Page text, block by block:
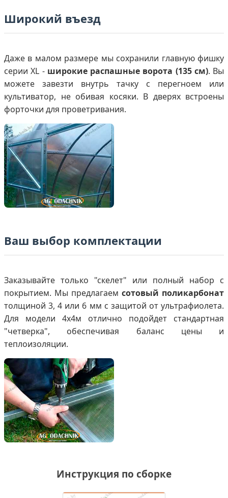
Широкий въезд
Даже в малом размере мы сохранили главную фишку
серии XL - широкие распашные ворота (135 см). Вы
можете завезти внутрь тачку с перегноем или
культиватор, не обивая косяки. В дверях встроены
форточки для проветривания.
Ваш выбор комплектации
Заказывайте только "скелет" или полный набор с
покрытием. Мы предлагаем сотовый поликарбонат
толщиной 3, 4 или 6 мм с защитой от ультрафиолета.
Для модели 4х4м отлично подойдет стандартная
"четверка", обеспечивая баланс цены и
теплоизоляции.
Инструкция по сборке